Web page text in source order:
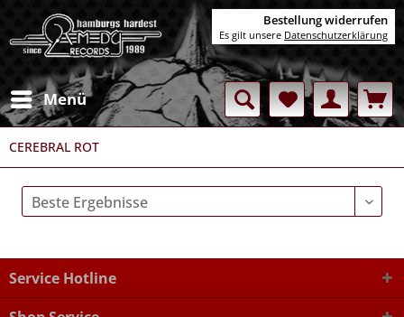
Menü
CEREBRAL ROT
Service Hotline
Bestellung widerrufen
Es gilt unsere Datenschutzerklärung